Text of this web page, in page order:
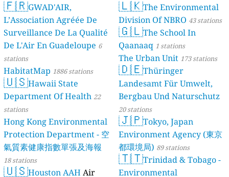
Quality Monitoring
stations
🇫🇷GWAD'AIR,
L’Association Agréée De
Surveillance De La Qualité
De L'Air En Guadeloupe 6
stations
HabitatMap 1886 stations
🇺🇸Hawaii State
Department Of Health 22
stations
Hong Kong Environmental
Protection Department - 空
氣質素健康指數單張及海報
18 stations
🇺🇸Houston AAH Air
🇱🇰The Environmental
Division Of NBRO 43 stations
🇬🇱The School In
Qaanaaq 1 stations
The Urban Unit 173 stations
🇩🇪Thüringer
Landesamt Für Umwelt,
Bergbau Und Naturschutz
20 stations
🇯🇵Tokyo, Japan
Environment Agency (東京
都環境局) 89 stations
🇹🇹Trinidad & Tobago -
Environmental